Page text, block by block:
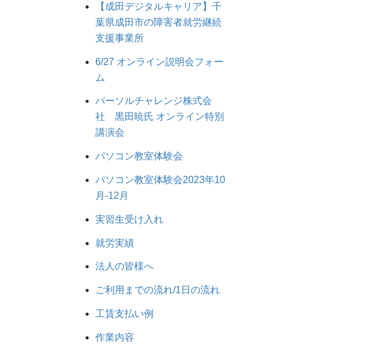
【成田デジタルキャリア】千
葉県成田市の障害者就労継続
支援事業所
6/27 オンライン説明会フォー
ム
パーソルチャレンジ株式会
社 黒田暁氏 オンライン特別
講演会
パソコン教室体験会
パソコン教室体験会2023年10
月-12月
実習生受け入れ
就労実績
法人の皆様へ
ご利用までの流れ/1日の流れ
工賃支払い例
作業内容